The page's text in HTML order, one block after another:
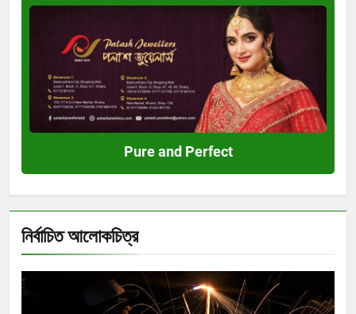
Pure and Perfect
নির্বাচিত আলোকচিত্র